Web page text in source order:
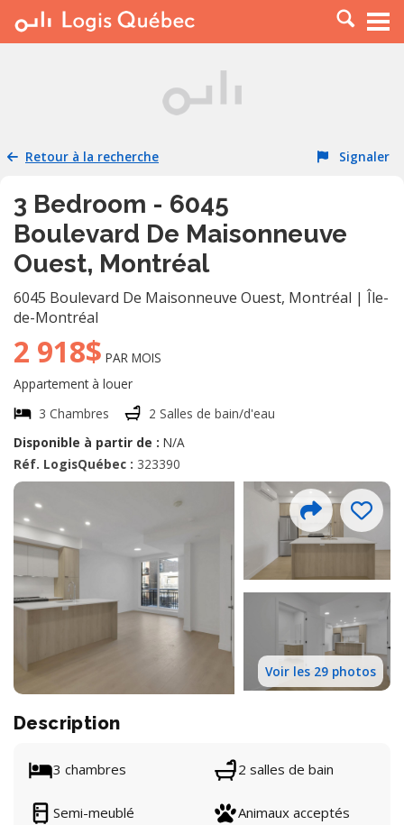
À LOUER
PLACER UNE ANNONCE
RESSOURCES
Retour à la recherche Signaler
3 Bedroom - 6045
Boulevard De Maisonneuve
Ouest, Montréal
6045 Boulevard De Maisonneuve Ouest, Montréal | Île-
de-Montréal
2 918$ PAR MOIS
Appartement à louer
3 Chambres
2 Salles de bain/d'eau
Disponible à partir de : N/A
Réf. LogisQuébec : 323390
Voir les 29 photos
Description
3 chambres 2 salles de bain
Semi-meublé Animaux acceptés